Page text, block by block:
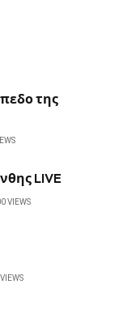
της
LIVE
VIEWS
VIEWS